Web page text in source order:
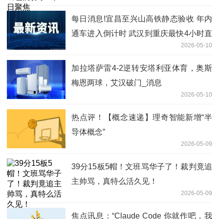
每日消息!宜昌至兴山高铁静态验收 年内
通车进入倒计时 武汉到重庆最快4小时直
2026-05-10
加拉塔萨雷4-2逆转安塔利亚体育，奥斯
梅恩两球，艾汉破门_消息
2026-05-10
热点评！【概念速递】理奇智能新增“半
导体概念”
2026-05-09
39分15板5帽！文班骂华子了！裁判竟追
主帅骂，真特么活久见！
2026-05-09
焦点讯息：“Claude Code 你就作吧，我